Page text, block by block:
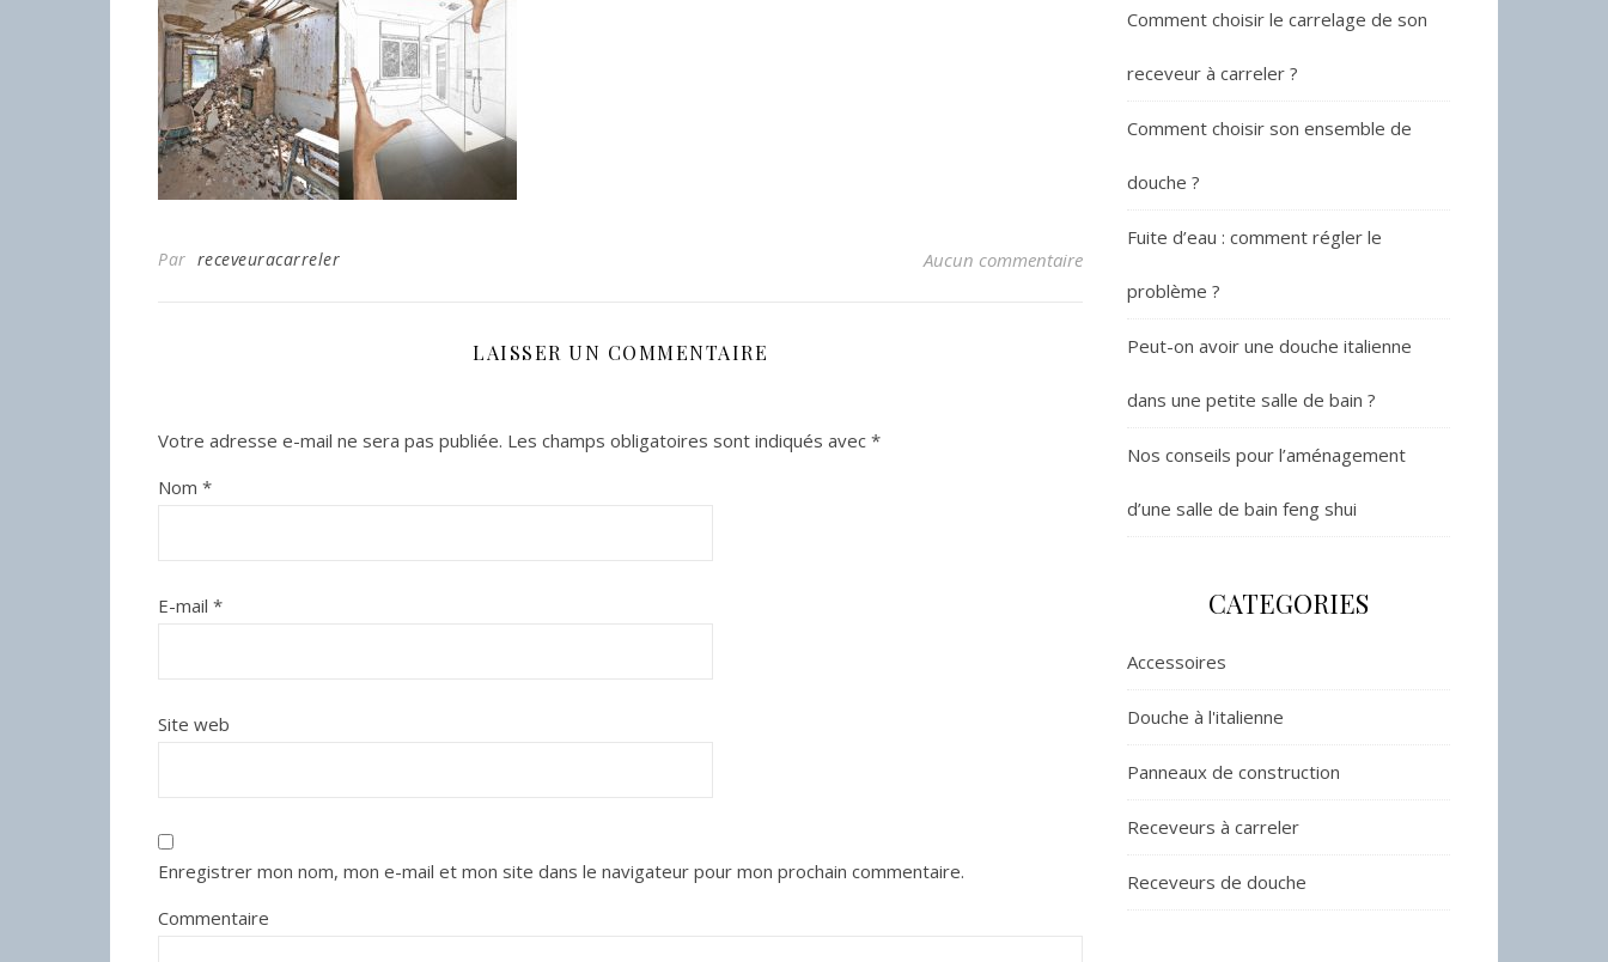
Par receveuracarreler Aucun commentaire
LAISSER UN COMMENTAIRE
Votre adresse e-mail ne sera pas publiée. Les champs obligatoires sont indiqués avec *
Nom *
E-mail *
Site web
Enregistrer mon nom, mon e-mail et mon site dans le navigateur pour mon prochain commentaire.
Commentaire
Comment choisir le carrelage de son
receveur à carreler ?
Comment choisir son ensemble de
douche ?
Fuite d’eau : comment régler le
problème ?
Peut-on avoir une douche italienne
dans une petite salle de bain ?
Nos conseils pour l’aménagement
d’une salle de bain feng shui
CATEGORIES
Accessoires
Douche à l'italienne
Panneaux de construction
Receveurs à carreler
Receveurs de douche